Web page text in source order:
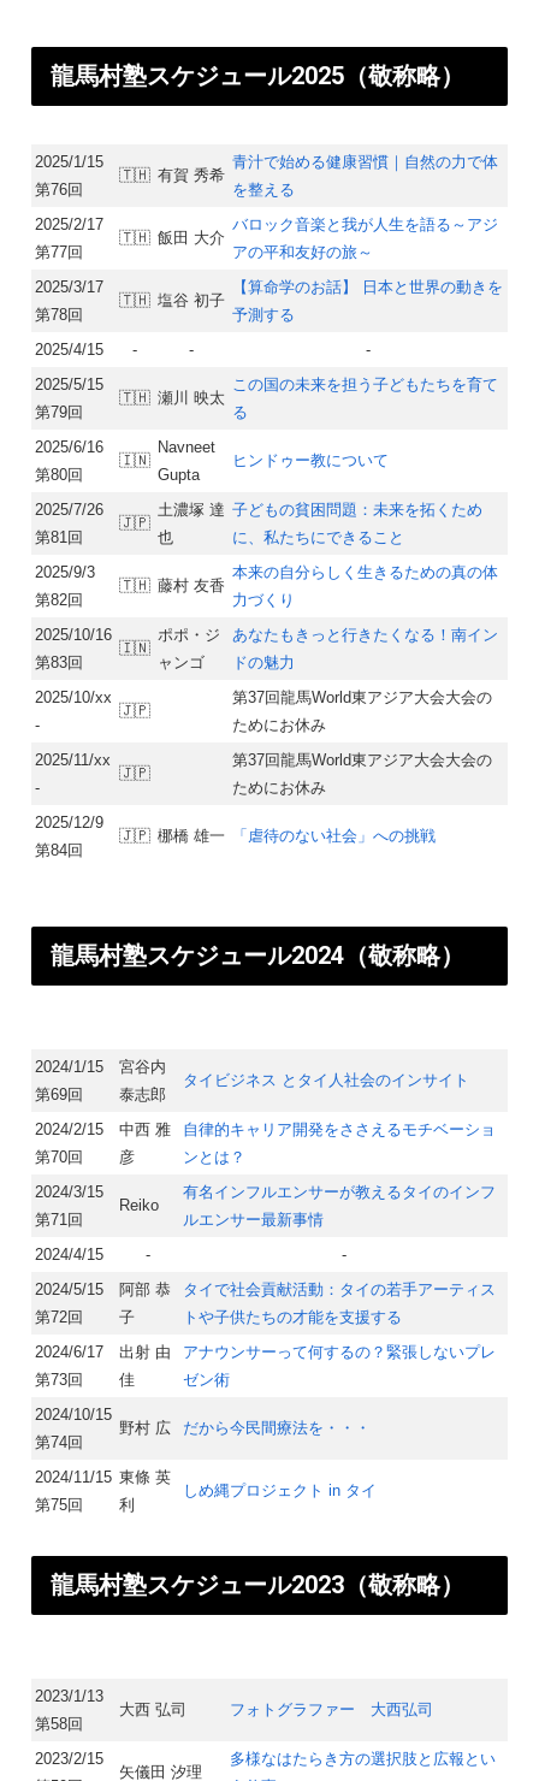
龍馬村塾スケジュール2025（敬称略）​
2025/1/15
第76回
🇹🇭 有賀 秀希
青汁で始める健康習慣｜自然の力で体
を整える
2025/2/17
第77回
🇹🇭 飯田 大介
バロック音楽と我が人生を語る～アジ
アの平和友好の旅～
2025/3/17
第78回
🇹🇭 塩谷 初子
【算命学のお話】 日本と世界の動きを
予測する
2025/4/15
- -
-
2025/5/15
第79回
🇹🇭 瀬川 映太
この国の未来を担う子どもたちを育て
る
2025/6/16
第80回
🇮🇳
Navneet
Gupta
ヒンドゥー教について
2025/7/26
第81回
🇯🇵
土濃塚 達
也
子どもの貧困問題：未来を拓くため
に、私たちにできること
2025/9/3
第82回
🇹🇭 藤村 友香
本来の自分らしく生きるための真の体
力づくり
2025/10/16
第83回
🇮🇳
ポポ・ジ
ャンゴ
あなたもきっと行きたくなる！南イン
ドの魅力
2025/10/xx
-
🇯🇵
第37回龍馬World東アジア大会大会の
ためにお休み
2025/11/xx
-
🇯🇵
第37回龍馬World東アジア大会大会の
ためにお休み
2025/12/9
第84回
🇯🇵 梛橋 雄一 「虐待のない社会」への挑戦
龍馬村塾スケジュール2024（敬称略）​
2024/1/15
第69回
宮谷内
泰志郎
タイビジネス とタイ人社会のインサイト
2024/2/15
第70回
中西 雅
彦
自律的キャリア開発をささえるモチベーショ
ンとは？
2024/3/15
第71回
Reiko
有名インフルエンサーが教えるタイのインフ
ルエンサー最新事情
2024/4/15
-
-
2024/5/15
第72回
阿部 恭
子
タイで社会貢献活動：タイの若手アーティス
トや子供たちの才能を支援する
2024/6/17
第73回
出射 由
佳
アナウンサーって何するの？緊張しないプレ
ゼン術
2024/10/15
第74回
野村 広 だから今民間療法を・・・
2024/11/15
第75回
東條 英
利
しめ縄プロジェクト in タイ
龍馬村塾スケジュール2023（敬称略）​
2023/1/13
第58回
大西 弘司 フォトグラファー 大西弘司
2023/2/15
矢儀田 汐理
多様なはたらき方の選択肢と広報とい